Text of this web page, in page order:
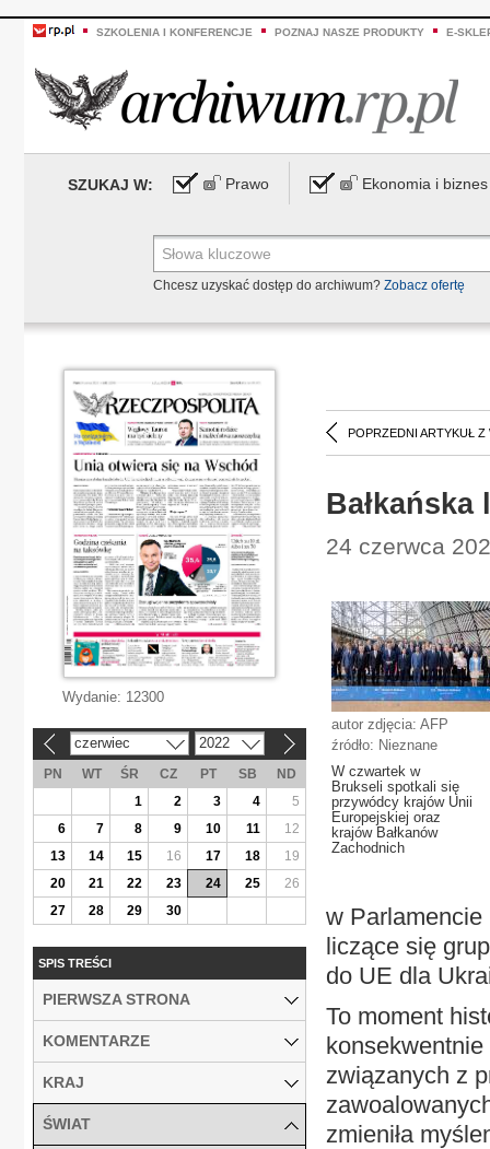
SZKOLENIA I KONFERENCJE POZNAJ NASZE PRODUKTY E-
SZUKAJ W: Prawo Ekonomia i biznes
Chcesz uzyskać dostęp do archiwum? Zobacz ofertę
POPRZEDNI ARTYKUŁ Z
24 czerwca
autor zdjęcia: AFP
źródło: Nieznane
W czwartek w
Brukseli spotkali się
przywódcy krajów Unii
Europejskiej oraz
krajów Bałkanów
Zachodnich
w
liczące się
do UE dla
To moment
związanych z
zmieniła
Wydanie: 12300
czerwiec 2022
PN WT ŚR CZ PT SB
ND
1
2 3 4
5
6
7 8 9 10 11
12
13
14 15 16 17 18
19
20
21 22 23 24 25
26
27
28 29 30
SPIS TREŚCI
PIERWSZA STRONA
KOMENTARZE
KRAJ
ŚWIAT